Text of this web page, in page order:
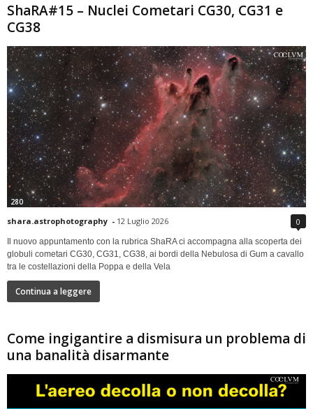
ShaRA#15 – Nuclei Cometari CG30, CG31 e
CG38
280
shara.astrophotography - 12 Luglio 2026 0
Il nuovo appuntamento con la rubrica ShaRA ci accompagna alla scoperta dei
globuli cometari CG30, CG31, CG38, ai bordi della Nebulosa di Gum a cavallo
tra le costellazioni della Poppa e della Vela
Continua a leggere
Come ingigantire a dismisura un problema di
una banalità disarmante